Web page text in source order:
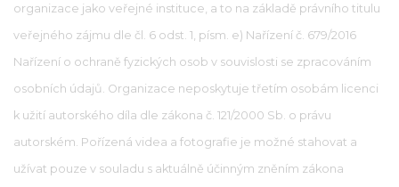
organizace jako veřejné instituce, a to na základě právního titulu
veřejného zájmu dle čl. 6 odst. 1, písm. e) Nařízení č. 679/2016
Nařízení o ochraně fyzických osob v souvislosti se zpracováním
osobních údajů. Organizace neposkytuje třetím osobám licenci
k užití autorského díla dle zákona č. 121/2000 Sb. o právu
autorském. Pořízená videa a fotografie je možné stahovat a
užívat pouze v souladu s aktuálně účinným zněním zákona